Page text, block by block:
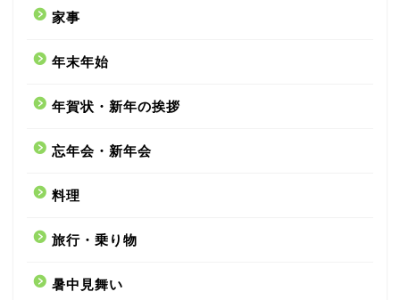
家事
年末年始
年賀状・新年の挨拶
忘年会・新年会
料理
旅行・乗り物
暑中見舞い